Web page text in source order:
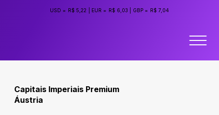
USD = R$ 5,22 EUR = R$ 6,03 GBP = R$ 7,04
Capitais Imperiais Premium
Áustria